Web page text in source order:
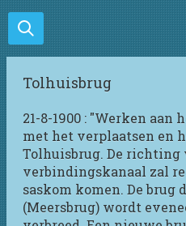
Ga
direct
naar
hoofdinhoud
Tolhuisbrug
21-8-1900 : "Werken aan
met het verplaatsen en
Tolhuisbrug. De richting
verbindingskanaal zal
saskom komen. De brug
(Meersbrug) wordt